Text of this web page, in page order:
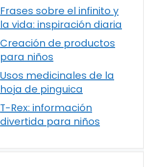
Frases sobre el infinito y
la vida: inspiración diaria
Creación de productos
para niños
Usos medicinales de la
hoja de pinguica
T-Rex: información
divertida para niños